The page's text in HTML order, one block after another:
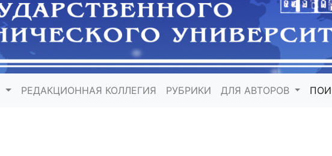
РЕДАКЦИОННАЯ КОЛЛЕГИЯ РУБРИКИ ДЛЯ АВТОРОВ